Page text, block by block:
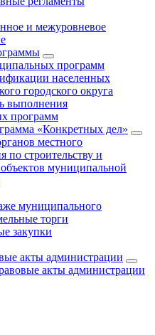
и межуровневое
программ
населенных
городского округа
выполнения
программ
«Конкретных дел»
местного
по строительству и
муниципальной
муниципального
торги
закупки
акты администрации
акты администрации